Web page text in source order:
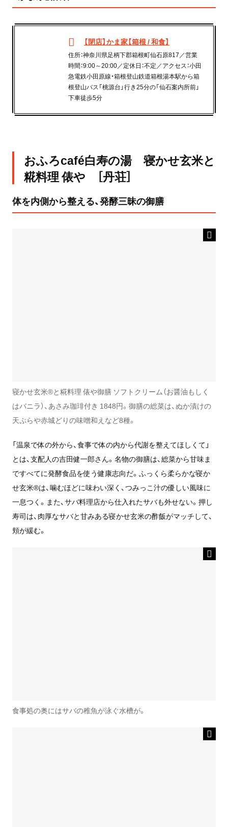
【閉店】かま家【箱根 / 和食】
住所：神奈川県足柄下郡箱根町仙石原817／営業
時間：9:00～20:00／定休日：不定／アクセス：小田
急電鉄小田原線・箱根登山鉄道箱根湯本駅から箱
根登山バス「桃源台」行き25分の「仙石案内所前」
下車徒歩5分
おふろcafé白寿の湯 寝かせ玄米と
糀料理 俵や ［丹荘］
体を内側から整える、発酵三昧の御膳
寝かせ玄米®と糀料理 俵や御膳 ソフトクリーム（お醤油もしく
はバニラ）、あさみ珈琲付き 1848円。御膳の総菜は、ぬか漬けの
天ぷらや赤城どりの味噌和えなど8種。
「温泉で体の外から、食事で体の内から代謝を整えてほしくて」
とは、支配人の吉田健一郎さん。名物の御膳は、総菜から甘味ま
ですべてに発酵食品を使う健康志向だ。ふっくら柔らかな寝か
せ玄米®は、噛むほどに味わい深く、つみっこ汁の優しい風味に
一息つく。また、サバ料理店から仕入れたサバも外せない。押し
寿司は、肉厚なサバと甘みある寝かせ玄米の酢飯がマッチして、
頬が緩む。
食事処の奥にはサバの稚魚が泳ぐ水槽が。